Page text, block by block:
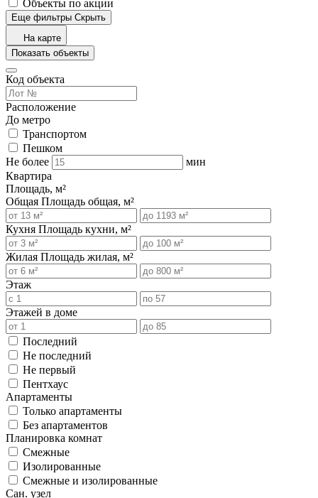
Объекты по акции
Еще фильтры Скрыть
На карте
Показать объекты
Код объекта
Расположение
До метро
Транспортом
Пешком
Не более
мин
Квартира
Площадь, м²
Общая Площадь общая, м²
Кухня Площадь кухни, м²
Жилая Площадь жилая, м²
Этаж
Этажей в доме
Последний
Не последний
Не первый
Пентхаус
Апартаменты
Только апартаменты
Без апартаментов
Планировка комнат
Смежные
Изолированные
Смежные и изолированные
Сан. узел